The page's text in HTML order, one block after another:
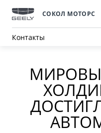
СОКОЛ МОТОРС
Контакты
ВЫБОР И ПОКУПКА
Автомобили в наличии
СЕРВИС
Запись в сервисный
О
О бренде GEELY
О дилерском центре